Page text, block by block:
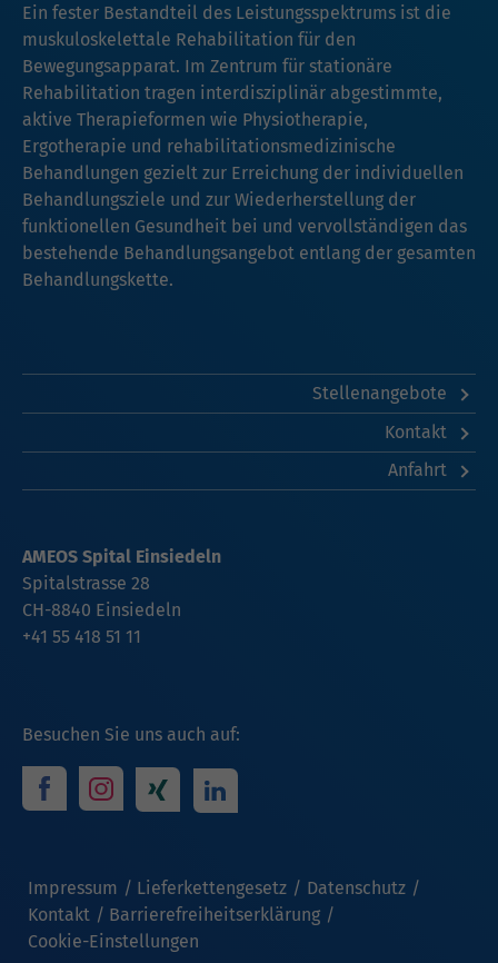
Ein fester Bestandteil des Leistungsspektrums ist die
muskuloskelettale Rehabilitation für den
Bewegungsapparat. Im Zentrum für stationäre
Rehabilitation tragen interdisziplinär abgestimmte,
aktive Therapieformen wie Physiotherapie,
Ergotherapie und rehabilitationsmedizinische
Behandlungen gezielt zur Erreichung der individuellen
Behandlungsziele und zur Wiederherstellung der
funktionellen Gesundheit bei und vervollständigen das
bestehende Behandlungsangebot entlang der gesamten
Behandlungskette.
Stellenangebote
Kontakt
Anfahrt
Besuchen Sie uns auch auf:
Impressum Lieferkettengesetz
Datenschutz
Kontakt
Barrierefreiheitserklärung
Cookie-Einstellungen
AMEOS Spital Einsiedeln
Spitalstrasse 28
CH-8840 Einsiedeln
+41 55 418 51 11